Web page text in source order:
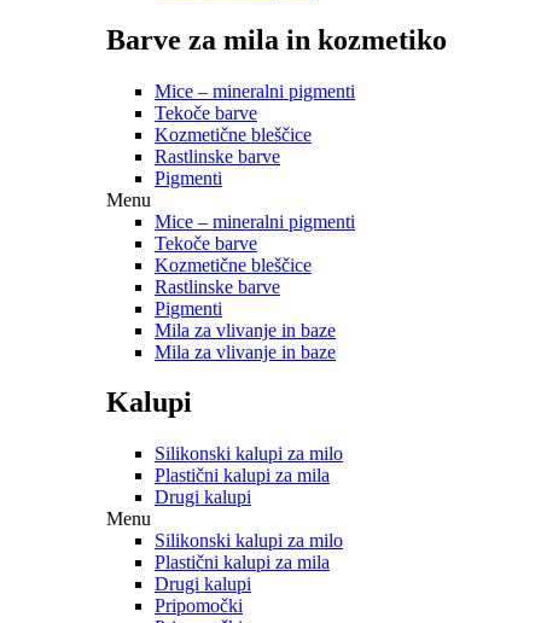
Barve za mila in kozmetiko
Mice – mineralni pigmenti
Tekoče barve
Kozmetične bleščice
Rastlinske barve
Pigmenti
Menu
Mice – mineralni pigmenti
Tekoče barve
Kozmetične bleščice
Rastlinske barve
Pigmenti
Mila za vlivanje in baze
Mila za vlivanje in baze
Kalupi
Silikonski kalupi za milo
Plastični kalupi za mila
Drugi kalupi
Menu
Silikonski kalupi za milo
Plastični kalupi za mila
Drugi kalupi
Pripomočki